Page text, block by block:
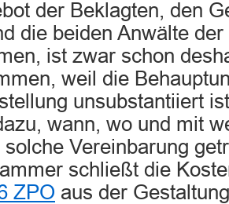
der Beklagten, den
die beiden Anwälte
ist zwar schon
weil die
unsubstantiiert
wann, wo und mit
solche Vereinbarung
schließt die
ZPO aus der